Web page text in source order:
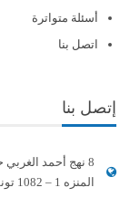
أسئلة متواترة
اتصل بنا
إتصل بنا
8 نهج أحمد الغربي حي المهرجان
المنزه 1 – 1082 تونس